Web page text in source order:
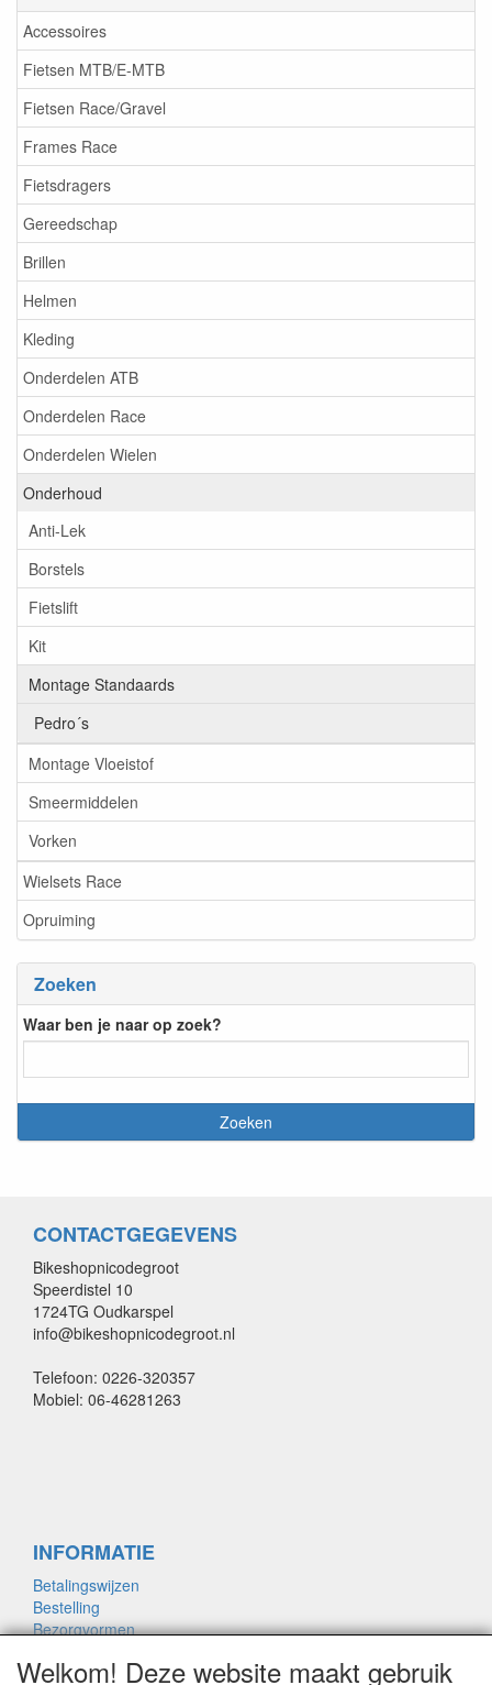
Accessoires
Fietsen MTB/E-MTB
Fietsen Race/Gravel
Frames Race
Fietsdragers
Gereedschap
Brillen
Helmen
Kleding
Onderdelen ATB
Onderdelen Race
Onderdelen Wielen
Onderhoud
Anti-Lek
Borstels
Fietslift
Kit
Montage Standaards
Pedro´s
Montage Vloeistof
Smeermiddelen
Vorken
Wielsets Race
Opruiming
Zoeken
Waar ben je naar op zoek?
CONTACTGEGEVENS
Bikeshopnicodegroot
Speerdistel 10
1724TG Oudkarspel
info@bikeshopnicodegroot.nl
Telefoon: 0226-320357
Mobiel: 06-46281263
INFORMATIE
Betalingswijzen
Bestelling
Bezorgvormen
Framemaat
Welkom! Deze website maakt gebruik